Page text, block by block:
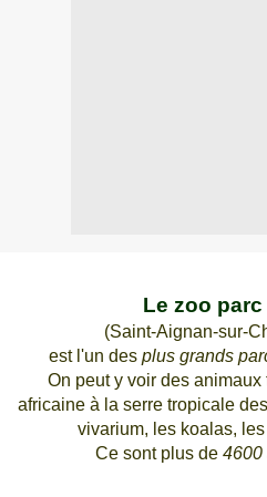
Le zoo parc
(Saint-Aignan-sur-
est l'un des plus grands
On peut y voir des animaux
africaine à la serre tropicale
vivarium, les koalas,
Ce sont plus de 4600